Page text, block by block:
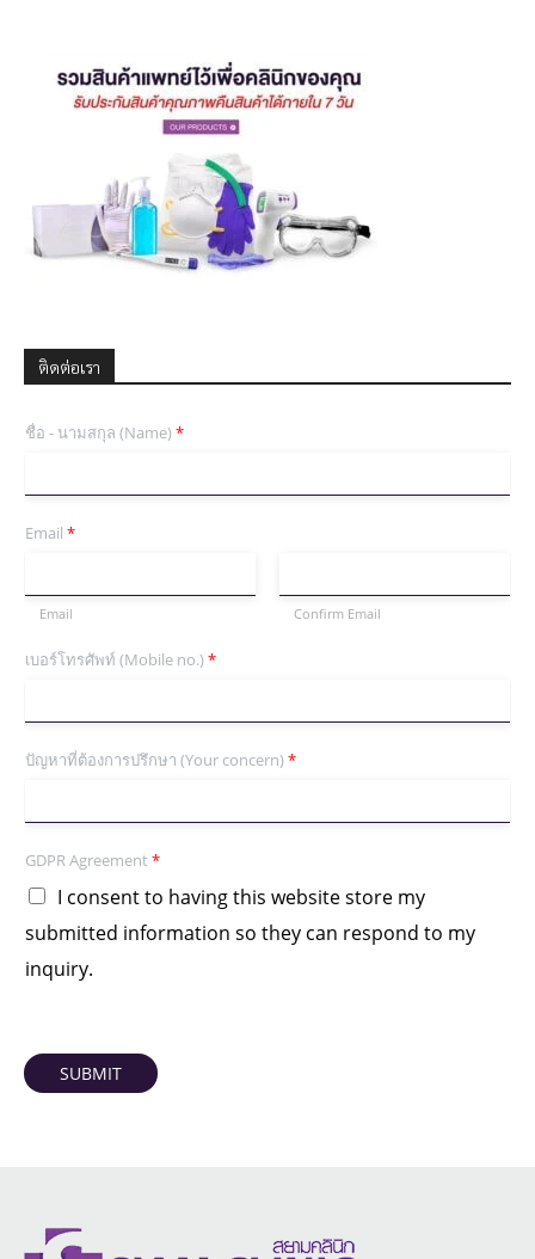
ติดต่อเรา
ชื่อ - นามสกุล (Name)*
Email *
Email Confirm Email
เบอร์โทรศัพท์ (Mobile no.)*
ปัญหาที่ต้องการปรึกษา (Your concern)*
GDPR Agreement *
I consent to having this website store my
submitted information so they can respond to my
inquiry.
SUBMIT